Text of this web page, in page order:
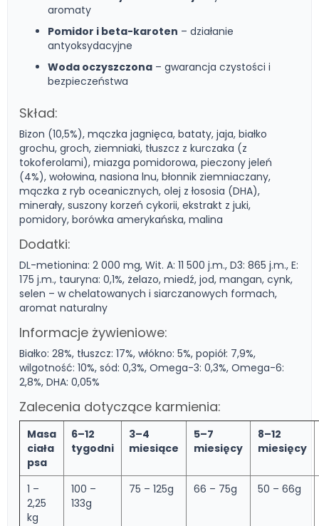
aromaty
Pomidor i beta-karoten – działanie
antyoksydacyjne
Woda oczyszczona – gwarancja czystości i
bezpieczeństwa
Skład:
Bizon (10,5%), mączka jagnięca, bataty, jaja, białko
grochu, groch, ziemniaki, tłuszcz z kurczaka (z
tokoferolami), miazga pomidorowa, pieczony jeleń
(4%), wołowina, nasiona lnu, błonnik ziemniaczany,
mączka z ryb oceanicznych, olej z łososia (DHA),
minerały, suszony korzeń cykorii, ekstrakt z juki,
pomidory, borówka amerykańska, malina
Dodatki:
DL-metionina: 2 000 mg, Wit. A: 11 500 j.m., D3: 865 j.m., E:
175 j.m., tauryna: 0,1%, żelazo, miedź, jod, mangan, cynk,
selen – w chelatowanych i siarczanowych formach,
aromat naturalny
Informacje żywieniowe:
Białko: 28%, tłuszcz: 17%, włókno: 5%, popiół: 7,9%,
wilgotność: 10%, sód: 0,3%, Omega-3: 0,3%, Omega-6:
2,8%, DHA: 0,05%
Zalecenia dotyczące karmienia:
Masa
ciała
psa
6–12
tygodni
3–4
miesiące
5–7
miesięcy
8–12
miesięcy
1 –
2,25
kg
100 –
133g
75 – 125g 66 – 75g 50 – 66g